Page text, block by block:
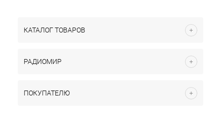
КАТАЛОГ ТОВАРОВ
РАДИОМИР
ПОКУПАТЕЛЮ